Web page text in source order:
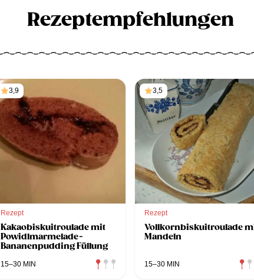
Rezeptempfehlungen
3,9
Rezept
Kakaobiskuitroulade mit
Powidlmarmelade-
Bananenpudding Füllung
15–30 MIN
3,5
Rezept
Vollkornbiskuitroulade
Mandeln
15–30 MIN